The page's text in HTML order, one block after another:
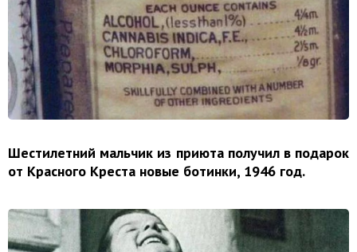
Шестилетний мальчик из приюта получил в подарок
от Красного Креста новые ботинки, 1946 год.